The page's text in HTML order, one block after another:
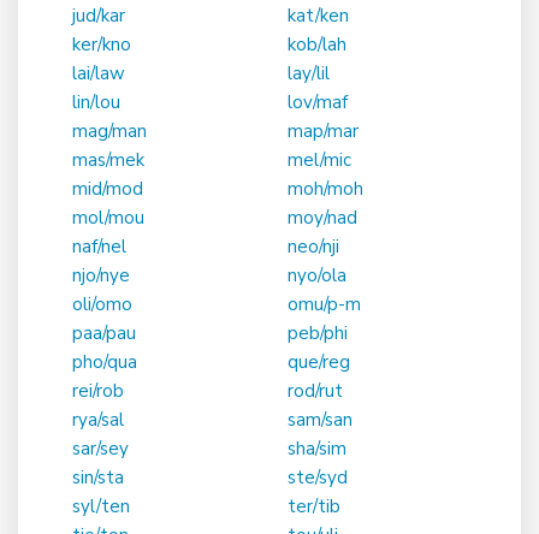
jud/kar
kat/ken
ker/kno
kob/lah
lai/law
lay/lil
lin/lou
lov/maf
mag/man
map/mar
mas/mek
mel/mic
mid/mod
moh/moh
mol/mou
moy/nad
naf/nel
neo/nji
njo/nye
nyo/ola
oli/omo
omu/p-m
paa/pau
peb/phi
pho/qua
que/reg
rei/rob
rod/rut
rya/sal
sam/san
sar/sey
sha/sim
sin/sta
ste/syd
syl/ten
ter/tib